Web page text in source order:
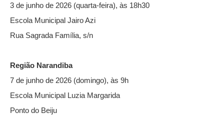
3 de junho de 2026 (quarta-feira), às 18h30
Escola Municipal Jairo Azi
Rua Sagrada Família, s/n
Região Narandiba
7 de junho de 2026 (domingo), às 9h
Escola Municipal Luzia Margarida
Ponto do Beiju